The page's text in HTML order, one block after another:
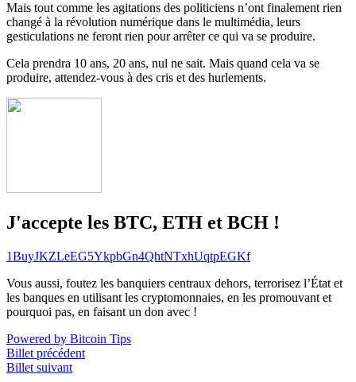
Mais tout comme les agitations des politiciens n’ont finalement rien
changé à la révolution numérique dans le multimédia, leurs
gesticulations ne feront rien pour arrêter ce qui va se produire.
Cela prendra 10 ans, 20 ans, nul ne sait. Mais quand cela va se
produire, attendez-vous à des cris et des hurlements.
J'accepte les BTC, ETH et BCH !
1BuyJKZLeEG5YkpbGn4QhtNTxhUqtpEGKf
Vous aussi, foutez les banquiers centraux dehors, terrorisez l’État et
les banques en utilisant les cryptomonnaies, en les promouvant et
pourquoi pas, en faisant un don avec !
Powered by Bitcoin Tips
Billet précédent
Billet suivant